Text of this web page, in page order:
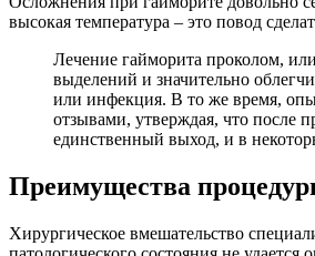
высокая температура – это повод
Лечение гайморита проколом,
выделений и значительно
или инфекция. В то же время,
отзывами, утверждая, что после
единственный выход, и в
Преимущества
Хирургическое вмешательство